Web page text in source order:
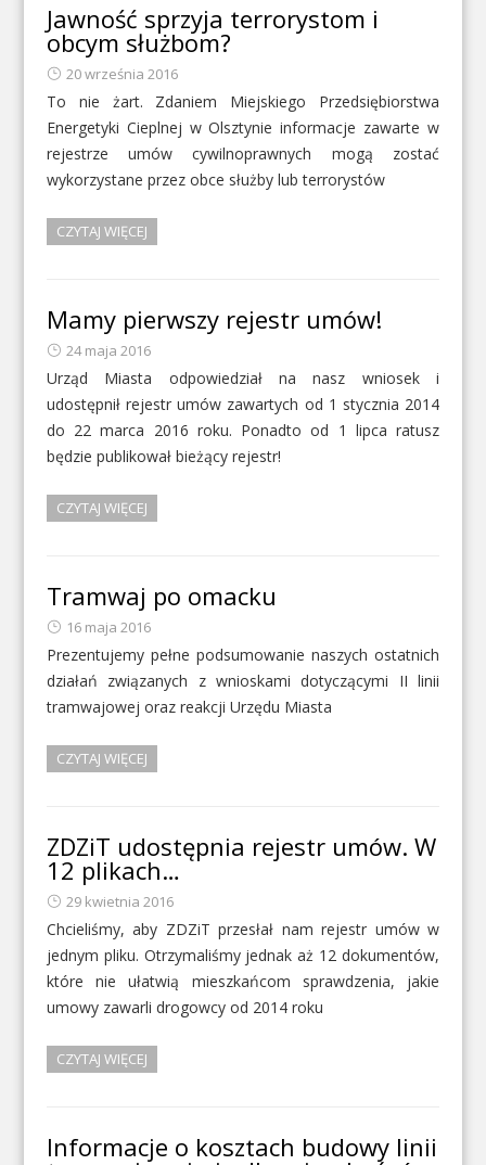
Jawność sprzyja terrorystom i
obcym służbom?
20 września 2016
To nie żart. Zdaniem Miejskiego Przedsiębiorstwa
Energetyki Cieplnej w Olsztynie informacje zawarte w
rejestrze umów cywilnoprawnych mogą zostać
wykorzystane przez obce służby lub terrorystów
CZYTAJ WIĘCEJ
Mamy pierwszy rejestr umów!
24 maja 2016
Urząd Miasta odpowiedział na nasz wniosek i
udostępnił rejestr umów zawartych od 1 stycznia 2014
do 22 marca 2016 roku. Ponadto od 1 lipca ratusz
będzie publikował bieżący rejestr!
CZYTAJ WIĘCEJ
Tramwaj po omacku
16 maja 2016
Prezentujemy pełne podsumowanie naszych ostatnich
działań związanych z wnioskami dotyczącymi II linii
tramwajowej oraz reakcji Urzędu Miasta
CZYTAJ WIĘCEJ
ZDZiT udostępnia rejestr umów. W
12 plikach…
29 kwietnia 2016
Chcieliśmy, aby ZDZiT przesłał nam rejestr umów w
jednym pliku. Otrzymaliśmy jednak aż 12 dokumentów,
które nie ułatwią mieszkańcom sprawdzenia, jakie
umowy zawarli drogowcy od 2014 roku
CZYTAJ WIĘCEJ
Informacje o kosztach budowy linii